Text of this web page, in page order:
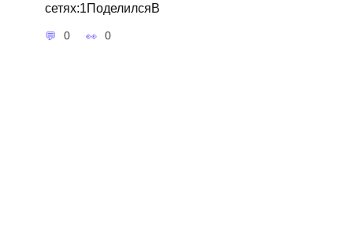
сетях:1ПоделилсяВ
0 0